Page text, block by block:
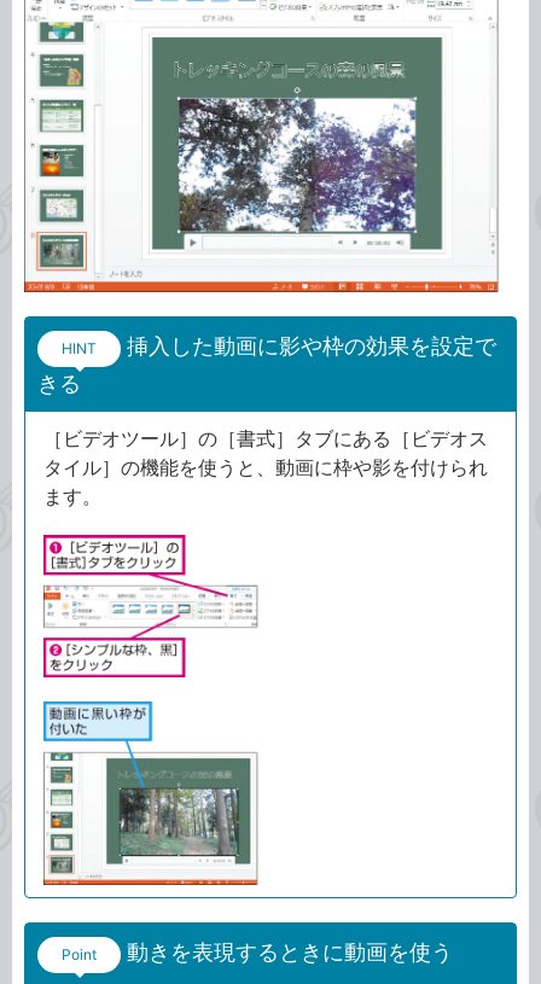
HINT
挿入した動画に影や枠の効果を設定で
きる
［ビデオツール］の［書式］タブにある［ビデオス
タイル］の機能を使うと、動画に枠や影を付けられ
ます。
Point 動きを表現するときに動画を使う